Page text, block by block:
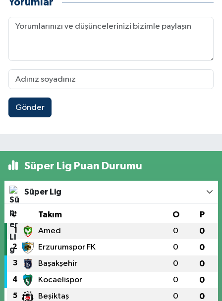
Yorumlar
Gönder
Süper Lig Puan Durumu
Süper Lig
# Takım O P
1 Amed 0 0
2 Erzurumspor FK 0 0
3 Başakşehir 0 0
4 Kocaelispor 0 0
5 Beşiktaş 0 0